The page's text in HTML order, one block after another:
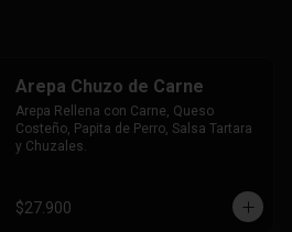
Arepa Chuzo de Carne
Arepa Rellena con Carne, Queso
Costeño, Papita de Perro, Salsa Tartara
y Chuzales.
$27.900